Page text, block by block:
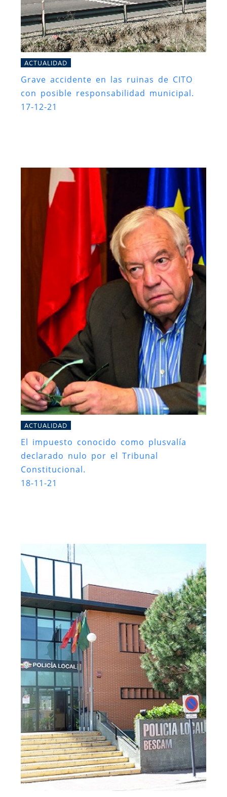
ACTUALIDAD
Grave accidente en las ruinas de CITO
con posible responsabilidad municipal.
17-12-21
ACTUALIDAD
El impuesto conocido como plusvalía
declarado nulo por el Tribunal
Constitucional.
18-11-21